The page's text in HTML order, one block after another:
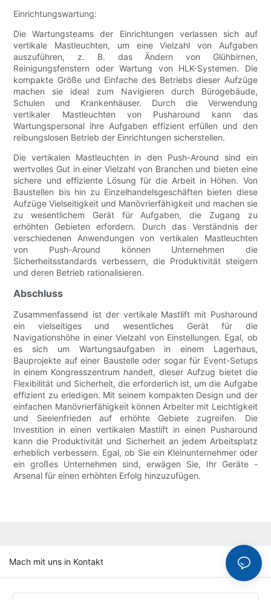
Einrichtungswartung:
Die Wartungsteams der Einrichtungen verlassen sich auf
vertikale Mastleuchten, um eine Vielzahl von Aufgaben
auszuführen, z. B. das Ändern von Glühbirnen,
Reinigungsfenstern oder Wartung von HLK-Systemen. Die
kompakte Größe und Einfache des Betriebs dieser Aufzüge
machen sie ideal zum Navigieren durch Bürogebäude,
Schulen und Krankenhäuser. Durch die Verwendung
vertikaler Mastleuchten von Pusharound kann das
Wartungspersonal ihre Aufgaben effizient erfüllen und den
reibungslosen Betrieb der Einrichtungen sicherstellen.
Die vertikalen Mastleuchten in den Push-Around sind ein
wertvolles Gut in einer Vielzahl von Branchen und bieten eine
sichere und effiziente Lösung für die Arbeit in Höhen. Von
Baustellen bis hin zu Einzelhandelsgeschäften bieten diese
Aufzüge Vielseitigkeit und Manövrierfähigkeit und machen sie
zu wesentlichem Gerät für Aufgaben, die Zugang zu
erhöhten Gebieten erfordern. Durch das Verständnis der
verschiedenen Anwendungen von vertikalen Mastleuchten
von Push-Around können Unternehmen die
Sicherheitsstandards verbessern, die Produktivität steigern
und deren Betrieb rationalisieren.
Abschluss
Zusammenfassend ist der vertikale Mastlift mit Pusharound
ein vielseitiges und wesentliches Gerät für die
Navigationshöhe in einer Vielzahl von Einstellungen. Egal, ob
es sich um Wartungsaufgaben in einem Lagerhaus,
Bauprojekte auf einer Baustelle oder sogar für Event-Setups
in einem Kongresszentrum handelt, dieser Aufzug bietet die
Flexibilität und Sicherheit, die erforderlich ist, um die Aufgabe
effizient zu erledigen. Mit seinem kompakten Design und der
einfachen Manövrierfähigkeit können Arbeiter mit Leichtigkeit
und Seelenfrieden auf erhöhte Gebiete zugreifen. Die
Investition in einen vertikalen Mastlift in einen Pusharound
kann die Produktivität und Sicherheit an jedem Arbeitsplatz
erheblich verbessern. Egal, ob Sie ein Kleinunternehmer oder
ein großes Unternehmen sind, erwägen Sie, Ihr Geräte -
Arsenal für einen erhöhten Erfolg hinzuzufügen.
Mach mit uns in Kontakt